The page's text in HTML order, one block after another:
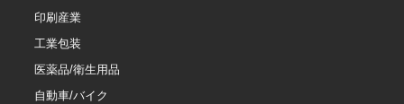
印刷産業
工業包装
医薬品/衛生用品
自動車/バイク